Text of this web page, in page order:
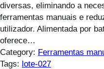
diversas, eliminando a
ferramentas manuais e
utilizador. Alimentada por
oferece…
Category: Ferramentas
Tags: lote-027